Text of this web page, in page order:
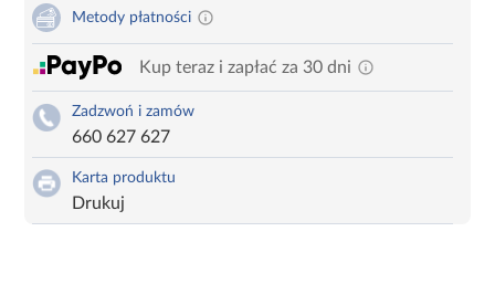
Metody płatności
Kup teraz i zapłać za 30 dni
Zadzwoń i zamów
660 627 627
Karta produktu
Drukuj